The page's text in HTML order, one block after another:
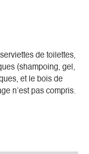
de toilettes,
(shampoing, gel,
et le bois de
n’est pas compris.